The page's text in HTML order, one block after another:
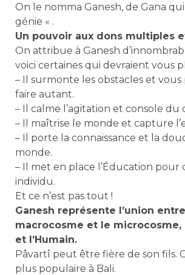
On le nomma Ganesh, de Gana
génie « .
Un pouvoir aux dons multiples
On attribue à Ganesh
voici certaines qui devraient vous
– Il surmonte les obstacles et vous
faire autant.
– Il calme l’agitation et console du
– Il maîtrise le monde et capture
– Il porte la connaissance et la
monde.
– Il met en place l’Éducation pour
individu.
Et ce n’est pas tout !
Ganesh représente l’union
macrocosme et le
et l’Humain.
Pâvartî peut être fière de son fils.
plus populaire à Bali.